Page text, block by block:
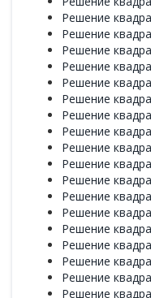
Решение
Решение
Решение
Решение
Решение
Решение
Решение
Решение
Решение
Решение
Решение
Решение
Решение
Решение
Решение
Решение
Решение
Решение